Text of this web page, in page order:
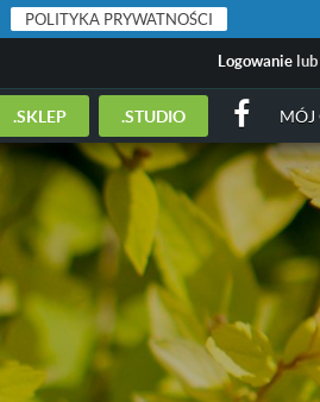
POLITYKA PRYWATNOŚCI
Logowanie lub
.SKLEP .STUDIO MÓJ